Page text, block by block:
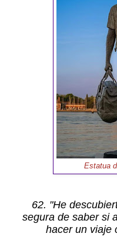
Estatua
62. "He
segura de saber si
hacer un viaje